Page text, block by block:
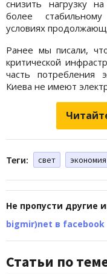
снизить нагрузку
более
условиях
Ранее мы писали,
критической
часть потребления
Киева не имеют
Теги: свет
Не пропусти другие
bigmir)net в facebook
Статьи по